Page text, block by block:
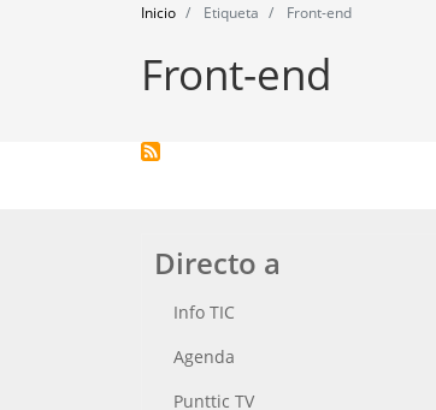
Inicio Etiqueta Front-end
Front-end
Directo a
Info TIC
Agenda
Punttic TV